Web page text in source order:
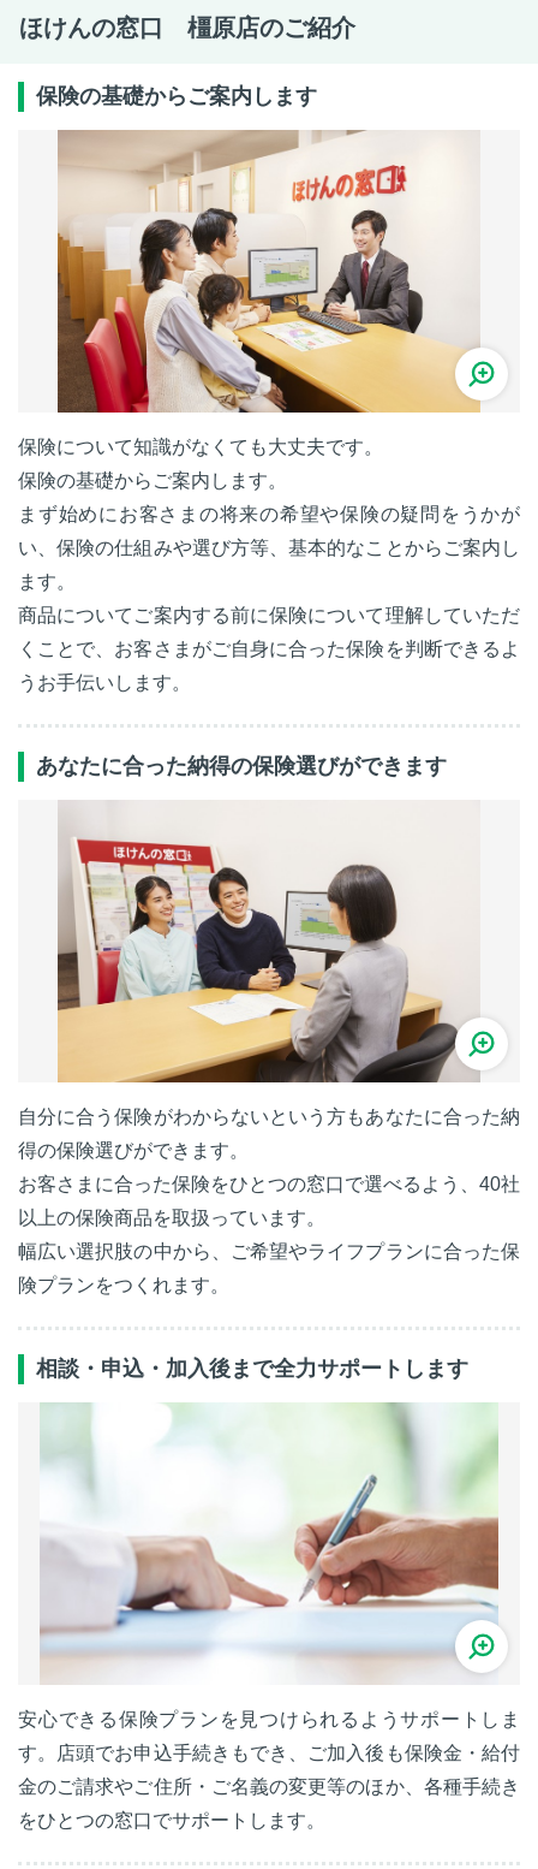
ほけんの窓口 橿原店のご紹介
保険の基礎からご案内します
保険について知識がなくても大丈夫です。
保険の基礎からご案内します。
まず始めにお客さまの将来の希望や保険の疑問をうかが
い、保険の仕組みや選び方等、基本的なことからご案内し
ます。
商品についてご案内する前に保険について理解していただ
くことで、お客さまがご自身に合った保険を判断できるよ
うお手伝いします。
あなたに合った納得の保険選びができます
自分に合う保険がわからないという方もあなたに合った納
得の保険選びができます。
お客さまに合った保険をひとつの窓口で選べるよう、40社
以上の保険商品を取扱っています。
幅広い選択肢の中から、ご希望やライフプランに合った保
険プランをつくれます。
相談・申込・加入後まで全力サポートします
安心できる保険プランを見つけられるようサポートしま
す。店頭でお申込手続きもでき、ご加入後も保険金・給付
金のご請求やご住所・ご名義の変更等のほか、各種手続き
をひとつの窓口でサポートします。